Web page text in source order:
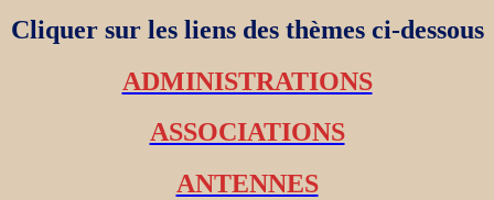
Cliquer sur les liens des thèmes ci-dessous
ADMINISTRATIONS
ASSOCIATIONS
ANTENNES